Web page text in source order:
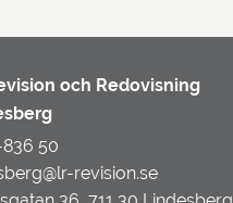
och Redovisning
836 50
revision.se